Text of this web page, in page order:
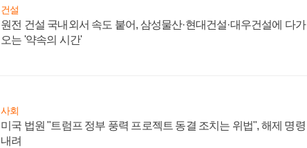
건설
원전 건설 국내외서 속도 붙어, 삼성물산·현대건설·대우건설에 다가
오는 '약속의 시간'
사회
미국 법원 "트럼프 정부 풍력 프로젝트 동결 조치는 위법", 해제 명령
내려